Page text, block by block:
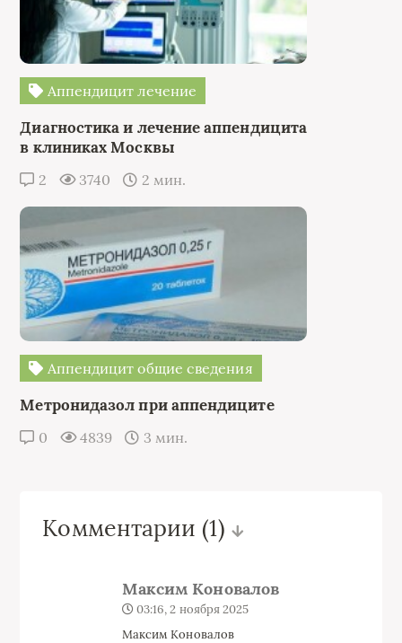
Аппендицит лечение
Диагностика и лечение аппендицита
в клиниках Москвы
2 3740 2 мин.
Аппендицит общие сведения
Метронидазол при аппендиците
0 4839 3 мин.
Комментарии (1)
Максим Коновалов
03:16, 2 ноября 2025
Максим Коновалов